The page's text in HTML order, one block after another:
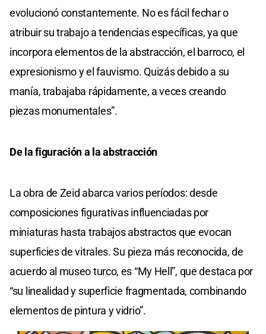
evolucionó constantemente. No es fácil fechar o
atribuir su trabajo a tendencias específicas, ya que
incorpora elementos de la abstracción, el barroco, el
expresionismo y el fauvismo. Quizás debido a su
manía, trabajaba rápidamente, a veces creando
piezas monumentales”.
De la figuración a la abstracción
La obra de Zeid abarca varios períodos: desde
composiciones figurativas influenciadas por
miniaturas hasta trabajos abstractos que evocan
superficies de vitrales. Su pieza más reconocida, de
acuerdo al museo turco, es “My Hell”, que destaca por
“su linealidad y superficie fragmentada, combinando
elementos de pintura y vidrio”.